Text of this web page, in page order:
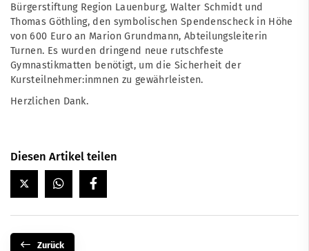
Bürgerstiftung Region Lauenburg, Walter Schmidt und
Thomas Göthling, den symbolischen Spendenscheck in Höhe
von 600 Euro an Marion Grundmann, Abteilungsleiterin
Turnen. Es wurden dringend neue rutschfeste
Gymnastikmatten benötigt, um die Sicherheit der
Kursteilnehmer:inmnen zu gewährleisten.
Herzlichen Dank.
Diesen Artikel teilen
Zurück